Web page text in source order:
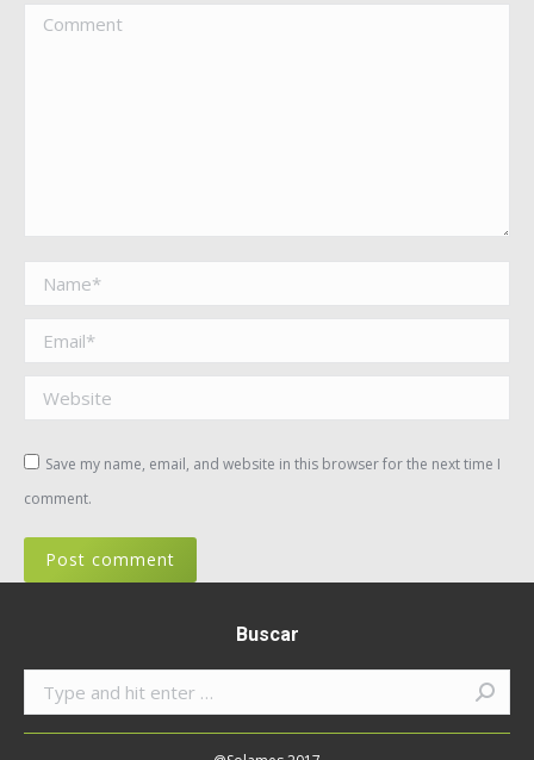
Comment
Name *
Email *
Website
Save my name, email, and website in this browser for the next time I
comment.
Post comment
Buscar
Search: